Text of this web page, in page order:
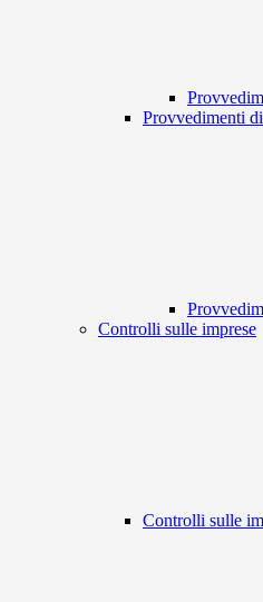
Provvedimenti
Controlli sulle imprese
Controlli sulle